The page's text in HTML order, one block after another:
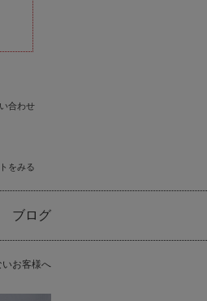
合わせ
をみる
ブログ
お客様へ